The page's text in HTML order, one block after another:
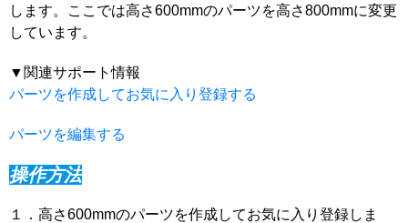
します。ここでは高さ600mmのパーツを高さ800mmに変更
しています。
▼関連サポート情報
パーツを作成してお気に入り登録する
パーツを編集する
操作方法
１．高さ600mmのパーツを作成してお気に入り登録しま